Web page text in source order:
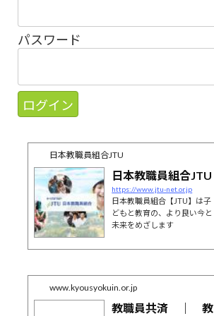
パスワード
日本教職員組合JTU
日本教職員組合JTU
https://www.jtu-net.or.jp
日本教職員組合【JTU】は子
どもと教育の、より良い今と
未来をめざします
www.kyousyokuin.or.jp
教職員共済 ｜ 教